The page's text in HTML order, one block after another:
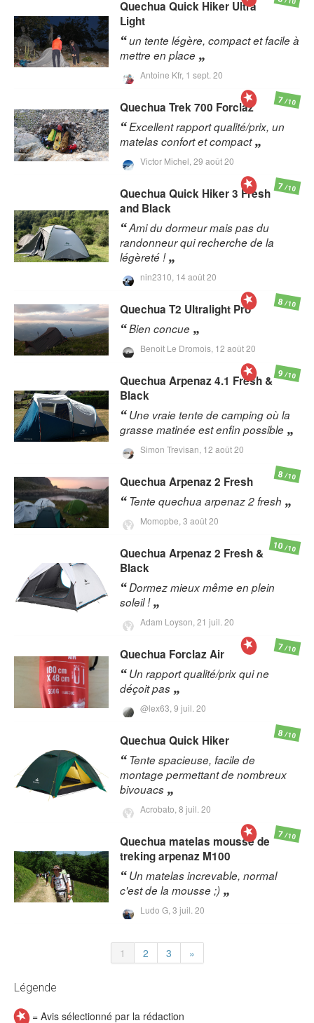
Quechua Quick Hiker Ultra
Light
un tente légère, compact et facile à
mettre en place
Antoine Kfr, 1 sept. 20
Quechua Trek 700 Forclaz
Excellent rapport qualité/prix, un
matelas confort et compact
Victor Michel, 29 août 20
7/10
Quechua Quick Hiker 3 Fresh
and Black
Ami du dormeur mais pas du
randonneur qui recherche de la
légèreté !
nin2310, 14 août 20
7/10
Quechua T2 Ultralight Pro
Bien concue
Benoit Le Dromois, 12 août 20
8/10
Quechua Arpenaz 4.1 Fresh &
Black
Une vraie tente de camping où la
grasse matinée est enfin possible
Simon Trevisan, 12 août 20
9/10
Quechua Arpenaz 2 Fresh
Tente quechua arpenaz 2 fresh
Momopbe, 3 août 20
8/10
Quechua Arpenaz 2 Fresh &
Black
Dormez mieux même en plein
soleil !
Adam Loyson, 21 juil. 20
10/10
Quechua Forclaz Air
Un rapport qualité/prix qui ne
déçoit pas
@lex63, 9 juil. 20
7/10
Quechua Quick Hiker
Tente spacieuse, facile de
montage permettant de nombreux
bivouacs
Acrobato, 8 juil. 20
8/10
Quechua matelas mousse de
treking arpenaz M100
Un matelas increvable, normal
c'est de la mousse ;)
Ludo G, 3 juil. 20
7/10
1 2 3 »
Légende
= Avis sélectionné par la rédaction